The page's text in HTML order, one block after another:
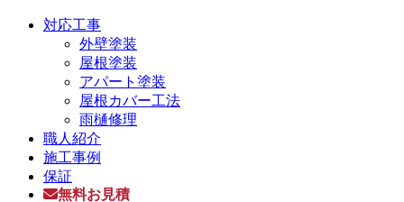
対応工事
外壁塗装
屋根塗装
アパート塗装
屋根カバー工法
雨樋修理
職人紹介
施工事例
保証
無料お見積